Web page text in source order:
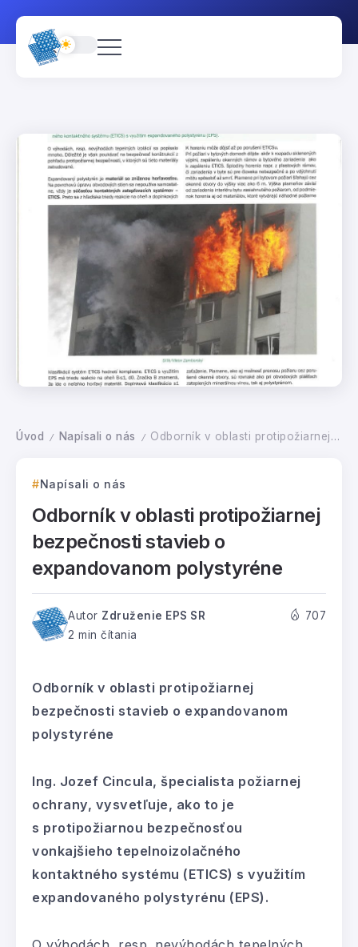
Úvod / Napísali o nás / Odborník v oblasti protipožiarnej bezpečnosti stavieb o expandovanom polystyréne
Napísali o nás
Odborník v oblasti protipožiarnej
bezpečnosti stavieb o
expandovanom polystyréne
Autor Združenie EPS SR
2 min čítania
707
Odborník v oblasti protipožiarnej
bezpečnosti stavieb o expandovanom
polystyréne
Ing. Jozef Cincula, špecialista požiarnej
ochrany, vysvetľuje, ako to je
s protipožiarnou bezpečnosťou
vonkajšieho tepelnoizolačného
kontaktného systému (ETICS) s využitím
expandovaného polystyrénu (EPS).